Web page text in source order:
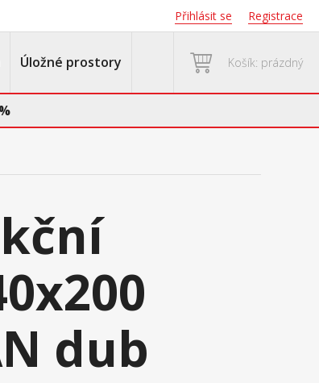
Přihlásit se Registrace
Úložné prostory Košík: prázdný
dub